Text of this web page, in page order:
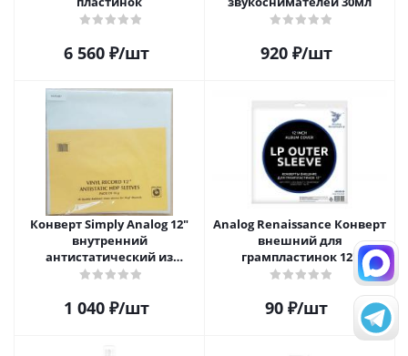
6 560₽/шт 920 ₽/шт
Конверт Simply Analog 12"
внутренний
антистатический из
полиэтилена для пластинок
1 040₽/шт
Analog Renaissance Конверт
внешний для
грампластинок 12"
90 ₽/шт